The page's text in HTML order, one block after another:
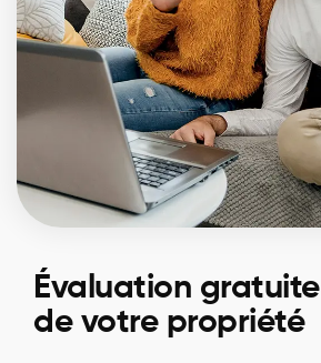
Évaluation gratuite
de votre propriété